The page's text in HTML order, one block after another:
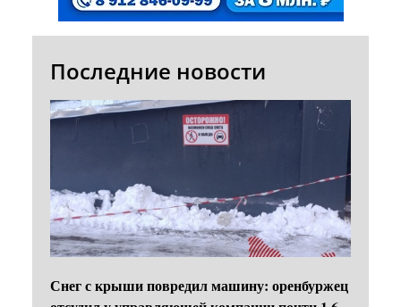
Последние новости
Снег с крыши повредил машину: оренбуржец